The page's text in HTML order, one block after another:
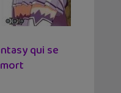
qui se